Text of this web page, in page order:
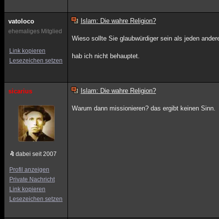
vatoloco
ehemaliges Mitglied
Link kopieren
Lesezeichen setzen
Islam: Die wahre Religion?
Wieso sollte Sie glaubwürdiger sein als jeden
hab ich nicht behauptet.
sicarius
dabei seit 2007
Profil anzeigen
Private Nachricht
Link kopieren
Lesezeichen setzen
Islam: Die wahre Religion?
Warum dann missionieren? das ergibt keinen Sinn.